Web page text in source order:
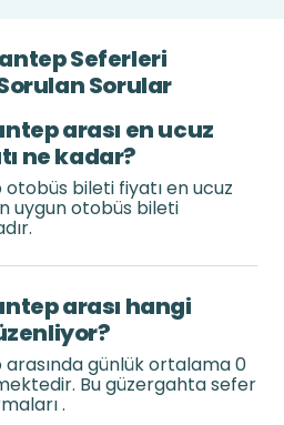
Seferleri
Sorular
arası en ucuz
ne kadar?
bileti fiyatı en ucuz
uygun otobüs bileti
arası hangi
günlük ortalama 0
Bu güzergahta sefer
.